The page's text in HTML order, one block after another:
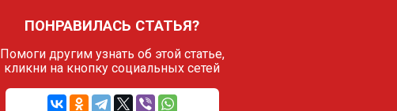
ПОНРАВИЛАСЬ СТАТЬЯ?
Помоги другим узнать об этой статье,
кликни на кнопку социальных сетей